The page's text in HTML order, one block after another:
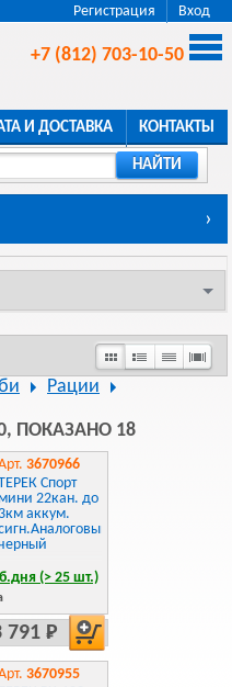
Регистрация Вход
+7 (812) 703-10-50
И ДОСТАВКА КОНТАКТЫ
НАЙТИ
›
Рации
ПОКАЗАНО 18
3670966
Спорт
мини 22кан. до
3км аккум.
(> 25 шт.)
791 Р
3670955